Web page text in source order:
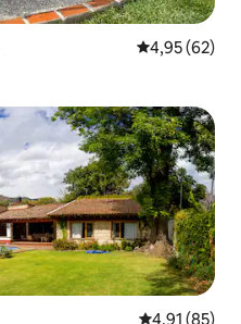
4,95 de uma
4,95 (62)
4,91 de uma
4,91 (85)